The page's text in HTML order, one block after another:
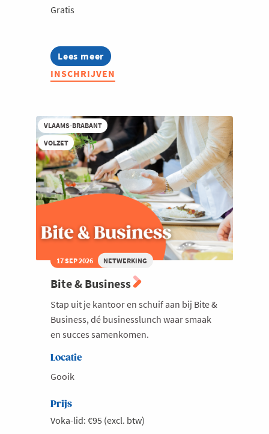
Gratis
Lees meer
about
Zorg
4.0:
zorgondernemingen
nieuwe
technologieën
omarmen
aan
de
hand
van
testcases
INSCHRIJVEN
VLAAMS-BRABANT
VOLZET
17 SEP 2026 NETWERKING
Bite & Business
Stap uit je kantoor en schuif aan bij Bite &
Business, dé businesslunch waar smaak
en succes samenkomen.
Locatie
Gooik
Prijs
Voka-lid: €95 (excl. btw)